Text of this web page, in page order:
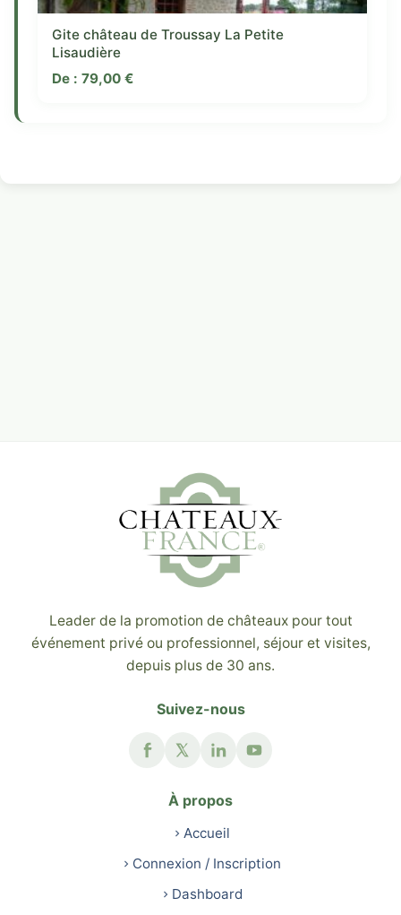
Gite château de Troussay La Petite
Lisaudière
De : 79,00 €
Leader de la promotion de châteaux pour tout
événement privé ou professionnel, séjour et visites,
depuis plus de 30 ans.
Suivez-nous
À propos
Accueil
Connexion / Inscription
Dashboard